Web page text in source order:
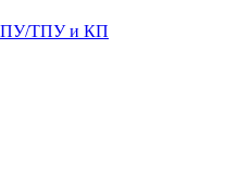
ПУ/ТПУ и КП